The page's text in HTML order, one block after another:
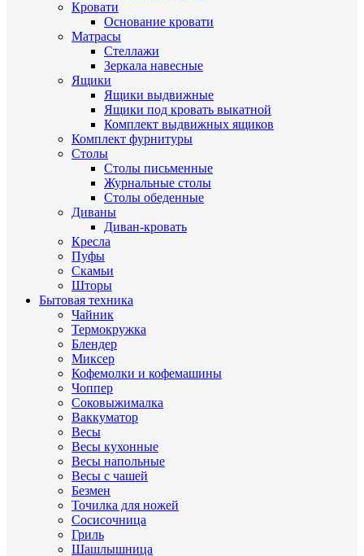
Кровати
Основание кровати
Матрасы
Стеллажи
Зеркала навесные
Ящики
Ящики выдвижные
Ящики под кровать выкатной
Комплект выдвижных ящиков
Комплект фурнитуры
Столы
Столы письменные
Журнальные cтолы
Столы обеденные
Диваны
Диван-кровать
Кресла
Пуфы
Скамьи
Шторы
Бытовая техника
Чайник
Термокружка
Блендер
Миксер
Кофемолки и кофемашины
Чоппер
Соковыжималка
Ваккуматор
Весы
Весы кухонные
Весы напольные
Весы с чашей
Безмен
Точилка для ножей
Сосисочница
Гриль
Шашлышница